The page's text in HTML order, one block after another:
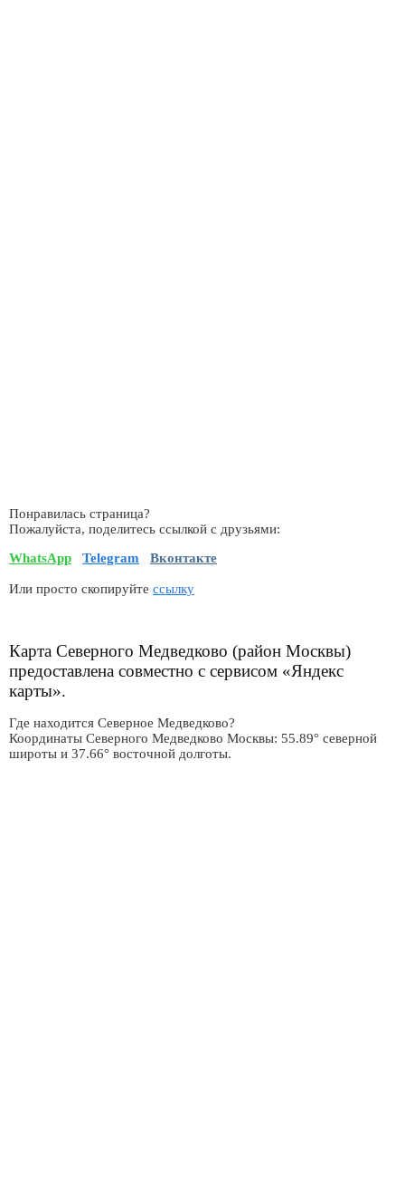
Понравилась страница?
Пожалуйста, поделитесь ссылкой с друзьями:
WhatsApp
Telegram Вконтакте
Или просто скопируйте ссылку
Карта Северного Медведково (район Москвы)
предоставлена совместно с сервисом «Яндекс
карты».
Где находится Северное Медведково?
Координаты Северного Медведково Москвы: 55.89° северной
широты и 37.66° восточной долготы.